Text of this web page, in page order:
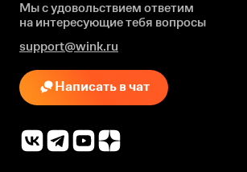
Мы с удовольствием ответим
на интересующиетебя вопросы
support@wink.ru
Написать в чат